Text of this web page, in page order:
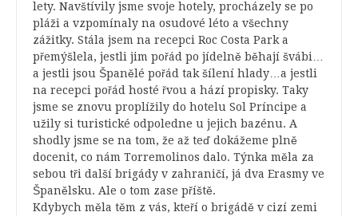
lety. Navštívily jsme svoje hotely, procházely se po
pláži a vzpomínaly na osudové léto a všechny
zážitky. Stála jsem na recepci Roc Costa Park a
přemýšlela, jestli jim pořád po jídelně běhají švábi…
a jestli jsou Španělé pořád tak šílení hlady…a jestli
na recepci pořád hosté řvou a hází propisky. Taky
jsme se znovu proplížily do hotelu Sol Príncipe a
užily si turistické odpoledne u jejich bazénu. A
shodly jsme se na tom, že až teď dokážeme plně
docenit, co nám Torremolinos dalo. Týnka měla za
sebou tři další brigády v zahraničí, já dva Erasmy ve
Španělsku. Ale o tom zase příště.
Kdybych měla těm z vás, kteří o brigádě v cizí zemi